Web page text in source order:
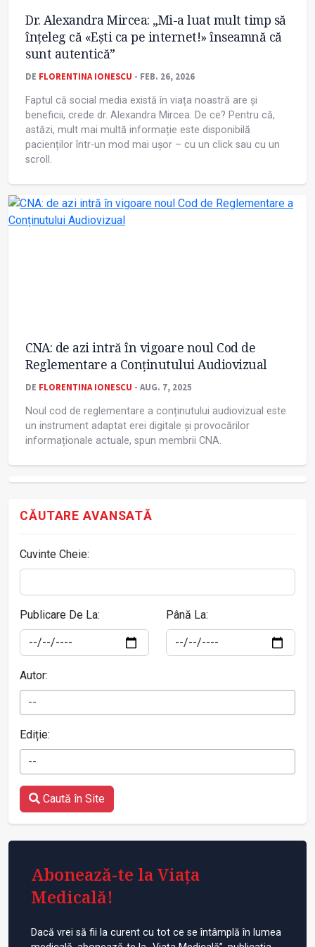
Dr. Alexandra Mircea: „Mi-a luat mult timp să
înțeleg că «Ești ca pe internet!» înseamnă că
sunt autentică”
DE FLORENTINA IONESCU - FEB. 26, 2026
Faptul că social media există în viața noastră are și
beneficii, crede dr. Alexandra Mircea. De ce? Pentru că,
astăzi, mult mai multă informație este disponibilă
pacienților într-un mod mai ușor – cu un click sau cu un
scroll.
CNA: de azi intră în vigoare noul Cod de
Reglementare a Conținutului Audiovizual
DE FLORENTINA IONESCU - AUG. 7, 2025
Noul cod de reglementare a conținutului audiovizual este
un instrument adaptat erei digitale și provocărilor
informaționale actuale, spun membrii CNA.
CĂUTARE AVANSATĂ
Cuvinte Cheie:
Publicare De La: Până La:
Autor:
--
Ediție:
--
Caută în Site
Abonează-te la Viața
Medicală!
Dacă vrei să fii la curent cu tot ce se întâmplă în lumea